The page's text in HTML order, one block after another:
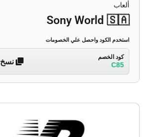
ألعاب
Sony World 🇸🇦
استخدم الكود واحصل علي الخصومات
كود الخصم
C85